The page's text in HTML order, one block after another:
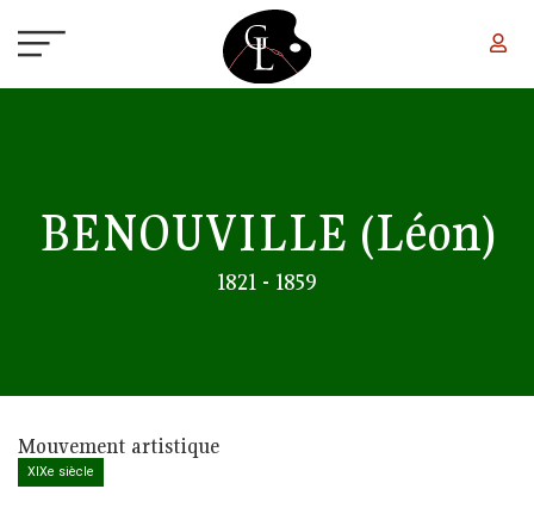
BENOUVILLE (Léon)
1821 - 1859
Mouvement artistique
XIXe siècle